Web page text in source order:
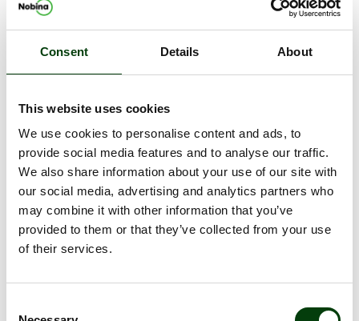
Consent Details About
This website uses cookies
We use cookies to personalise content and ads, to
provide social media features and to analyse our traffic.
We also share information about your use of our site with
our social media, advertising and analytics partners who
may combine it with other information that you’ve
provided to them or that they’ve collected from your use
of their services.
VIKTIGA HÄNDELSER EFTER KVARTALET
under räkenskapsårets andra kvartal effekterna från föregående
års omfattande kontraktsmigreringar i Sverige. Detta
tillsammans med bland annat kostnader för omstruktureringen
av vår interregionala verksamhet innebar att resultatet före
skatt minskade till 74 MSEK (107). Den underliggande
verksamheten fortsätter att utvecklas enligt plan, och vi går nu
in i en period med en lugnare fas av kontraktsomställningar
under vilken vi kommer att fokusera på rörelseeffektivitet.
marknaden för elbussar i allt fler konkreta satsningar hos våra